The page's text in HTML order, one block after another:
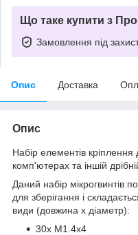
Що таке купити з
Замовлення під
Опис Доставка
Опис
Набір елементів
комп'ютерах та іншій
Даний набір мікрогвинтів
для зберігання і
види (довжина х діаметр):
30х М1.4х4